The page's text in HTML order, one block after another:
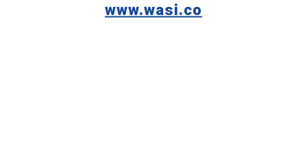
www.wasi.co